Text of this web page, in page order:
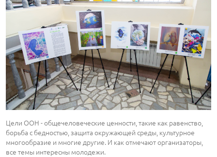
Цели ООН - общечеловеческие ценности, такие как равенство,
борьба с бедностью, защита окружающей среды, культурное
многообразие и многие другие. И как отмечают организаторы,
все темы интересны молодежи.